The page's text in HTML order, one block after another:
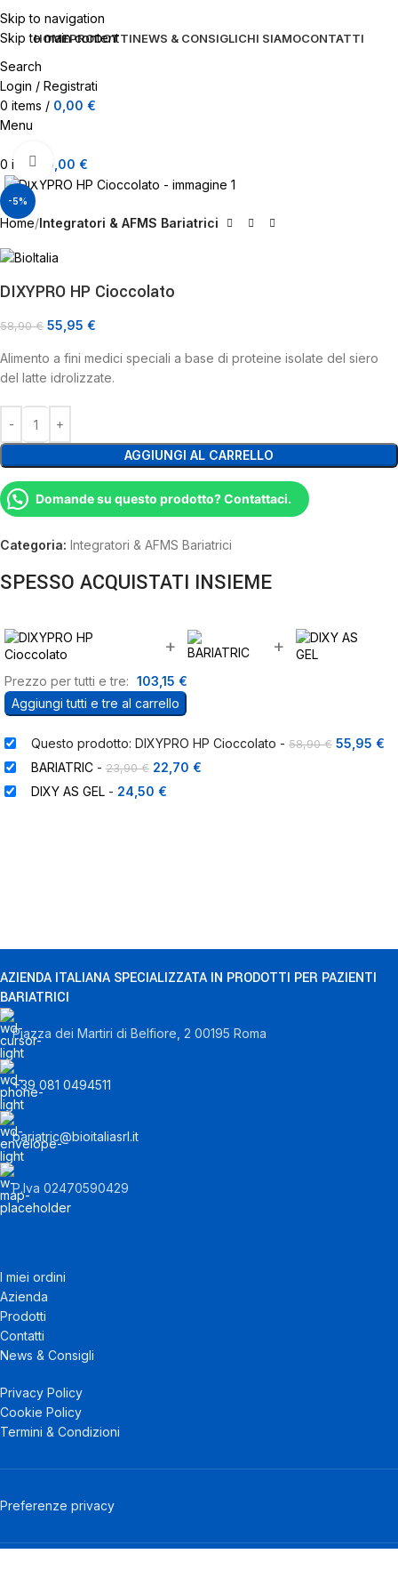
Skip to navigation
Skip to main content
HOMEPRODOTTINEWS & CONSIGLICHI SIAMOCONTATTI
Search
Login / Registrati
0 items / 0,00 €
Menu
0 items 0,00 €
-5%
Click to enlarge
Home Integratori & AFMS Bariatrici
DIXYPRO HP Cioccolato
58,90€ 55,95 €
Alimento a fini medici speciali a base di proteine isolate del siero
del latte idrolizzate.
AGGIUNGI AL CARRELLO
Domande su questo prodotto? Contattaci.
Categoria: Integratori & AFMS Bariatrici
SPESSO ACQUISTATI INSIEME
+ +
Prezzo per tutti e tre: 103,15 €
Aggiungi tutti e tre al carrello
Questo prodotto: DIXYPRO HP Cioccolato - 58,90€ 55,95 €
BARIATRIC - 23,90€ 22,70 €
DIXY AS GEL - 24,50 €
AZIENDA ITALIANA SPECIALIZZATA IN PRODOTTI PER PAZIENTI
BARIATRICI
Piazza dei Martiri di Belfiore, 2 00195 Roma
+39 081 0494511
bariatric@bioitaliasrl.it
P.Iva 02470590429
I miei ordini
Azienda
Prodotti
Contatti
News & Consigli
Privacy Policy
Cookie Policy
Termini & Condizioni
Preferenze privacy